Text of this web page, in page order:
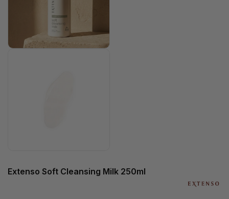
Extenso Soft Cleansing Milk 250ml